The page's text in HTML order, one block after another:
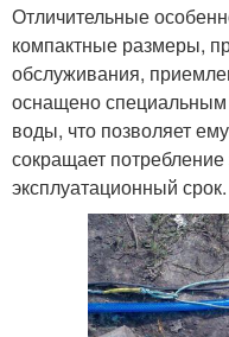
Отличительные
компактные размеры,
обслуживания,
оснащено
воды, что позволяет
сокращает
эксплуатационный срок.